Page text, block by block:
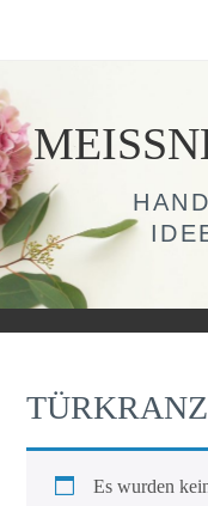
TÜRKRANZ
Es wurden